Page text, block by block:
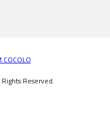
COCOLO
Reserved.